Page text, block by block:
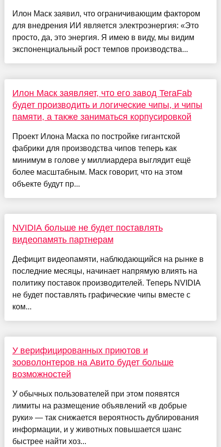
Илон Маск заявил, что ограничивающим фактором
для внедрения ИИ является электроэнергия: «Это
просто, да, это энергия. Я имею в виду, мы видим
экспоненциальный рост темпов производства...
Илон Маск заявляет, что его завод TeraFab
будет производить и логические чипы, и чипы
памяти, а также заниматься корпусировкой
Проект Илона Маска по постройке гигантской
фабрики для производства чипов теперь как
минимум в голове у миллиардера выглядит ещё
более масштабным. Маск говорит, что на этом
объекте будут пр...
NVIDIA больше не будет поставлять
видеопамять партнерам
Дефицит видеопамяти, наблюдающийся на рынке в
последние месяцы, начинает напрямую влиять на
политику поставок производителей. Теперь NVIDIA
не будет поставлять графические чипы вместе с
ком...
У верифицированных приютов и
зооволонтеров на Авито будет больше
возможностей
У обычных пользователей при этом появятся
лимиты на размещение объявлений «в добрые
руки» — так снижается вероятность дублирования
информации, и у животных повышается шанс
быстрее найти хоз...